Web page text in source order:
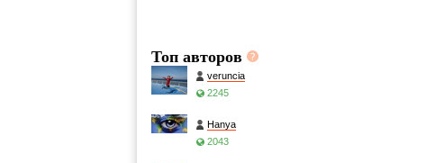
Топ авторов
veruncia
2245
Hanya
2043